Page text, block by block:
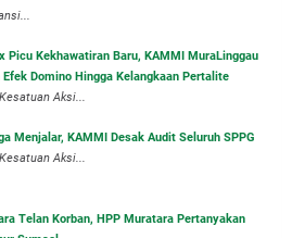
Picu Kekhawatiran Baru, KAMMI MuraLinggau
Domino Hingga Kelangkaan Pertalite
Aksi...
Menjalar, KAMMI Desak Audit Seluruh SPPG
Aksi...
Telan Korban, HPP Muratara Pertanyakan